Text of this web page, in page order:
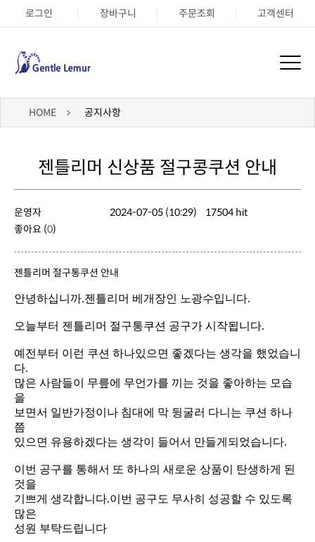
로그인 장바구니 주문조회 고객센터
HOME 공지사항
젠틀리머 신상품 절구콩쿠션 안내
운영자 2024-07-05 (10:29)
17504 hit
좋아요 (0)
젠틀리머 절구통쿠션 안내
안녕하십니까.젠틀리머 베개장인 노광수입니다.
오늘부터 젠틀리머 절구통쿠션 공구가 시작됩니다.
다.
을
쯤
있으면 유용하겠다는 생각이 들어서 만들게되었습니다.
것을
많은
성원 부탁드립니다